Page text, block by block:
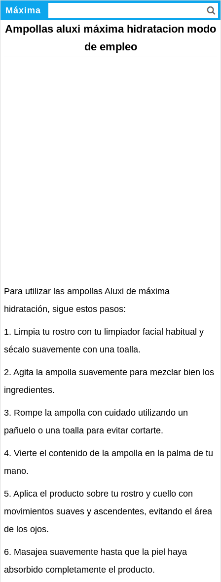
Máxima
Ampollas aluxi máxima hidratacion modo
de empleo
Para utilizar las ampollas Aluxi de máxima
hidratación, sigue estos pasos:
1. Limpia tu rostro con tu limpiador facial habitual y
sécalo suavemente con una toalla.
2. Agita la ampolla suavemente para mezclar bien los
ingredientes.
3. Rompe la ampolla con cuidado utilizando un
pañuelo o una toalla para evitar cortarte.
4. Vierte el contenido de la ampolla en la palma de tu
mano.
5. Aplica el producto sobre tu rostro y cuello con
movimientos suaves y ascendentes, evitando el área
de los ojos.
6. Masajea suavemente hasta que la piel haya
absorbido completamente el producto.